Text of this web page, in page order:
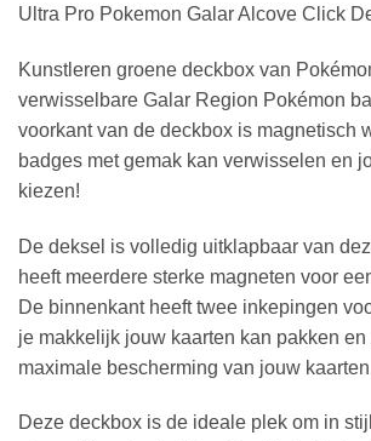
Ultra Pro Pokemon Galar Alcove Click
Kunstleren groene deckbox van
verwisselbare Galar Region Pokémon
voorkant van de deckbox is magnetisch
badges met gemak kan verwisselen en
kiezen!
De deksel is volledig uitklapbaar van
heeft meerdere sterke magneten voor
De binnenkant heeft twee inkepingen
je makkelijk jouw kaarten kan pakken en
maximale bescherming van jouw
Deze deckbox is de ideale plek om in